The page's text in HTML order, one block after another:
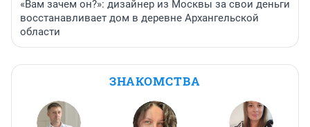
«Вам зачем он?»: дизайнер из Москвы за свои деньги
восстанавливает дом в деревне Архангельской
области
ЗНАКОМСТВА